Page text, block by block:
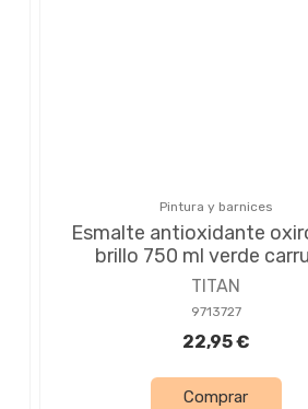
Pintura y barnices
Esmalte antioxidante
brillo 750 ml verde
TITAN
9713727
22,95 €
Comprar